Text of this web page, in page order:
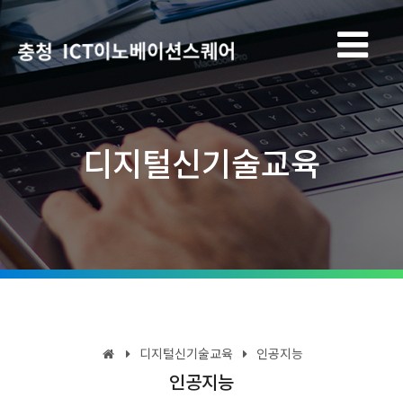
디지털신기술교육
디지털신기술교육 인공지능
인공지능